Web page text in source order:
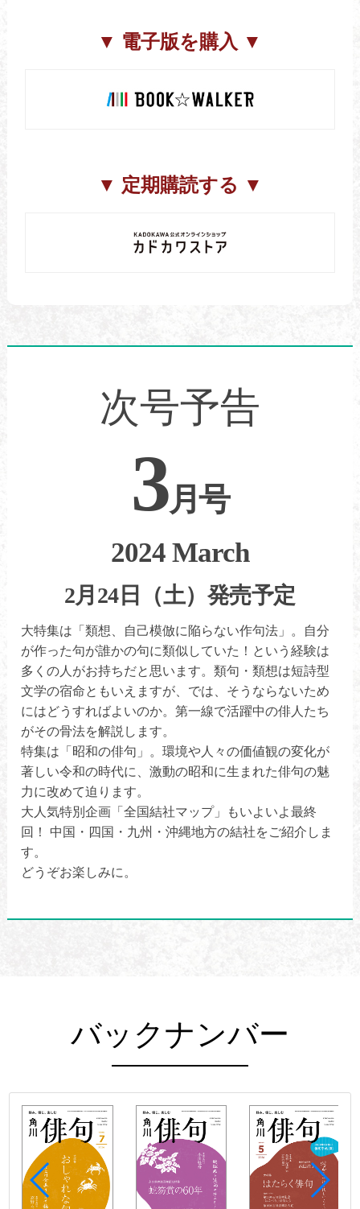
▼ 電子版を購入 ▼
▼ 定期購読する ▼
次号予告
3月号
2024 March
2月24日（土）発売予定
大特集は「類想、自己模倣に陥らない作句法」。自分
が作った句が誰かの句に類似していた！という経験は
多くの人がお持ちだと思います。類句・類想は短詩型
文学の宿命ともいえますが、では、そうならないため
にはどうすればよいのか。第一線で活躍中の俳人たち
がその骨法を解説します。
特集は「昭和の俳句」。環境や人々の価値観の変化が
著しい令和の時代に、激動の昭和に生まれた俳句の魅
力に改めて迫ります。
大人気特別企画「全国結社マップ」もいよいよ最終
回！ 中国・四国・九州・沖縄地方の結社をご紹介しま
す。
どうぞお楽しみに。
バックナンバー